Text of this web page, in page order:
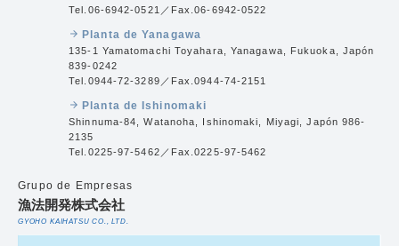
Tel.06-6942-0521／Fax.06-6942-0522
arrow_forward Planta de Yanagawa
135-1 Yamatomachi Toyahara, Yanagawa, Fukuoka, Japón
839-0242
Tel.0944-72-3289／Fax.0944-74-2151
arrow_forward Planta de Ishinomaki
Shinnuma-84, Watanoha, Ishinomaki, Miyagi, Japón 986-
2135
Tel.0225-97-5462／Fax.0225-97-5462
Grupo de Empresas
漁法開発株式会社
GYOHO KAIHATSU CO., LTD.